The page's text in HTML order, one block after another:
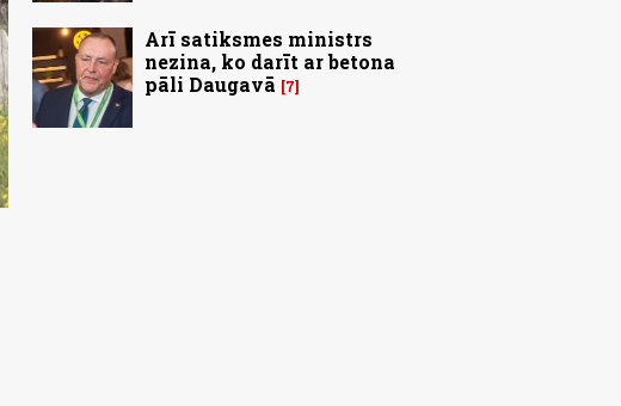
Arī satiksmes ministrs
nezina, ko darīt ar betona
pāli Daugavā
7